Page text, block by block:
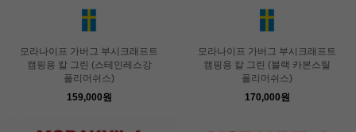
모라나이프 가버그 부시크래프트
캠핑용 칼 그린 (스테인레스강
폴리머쉬스)
159,000원
모라나이프 가버그 부시크래프트
캠핑용 칼 그린 (블랙 카본스틸
폴리머쉬스)
170,000원